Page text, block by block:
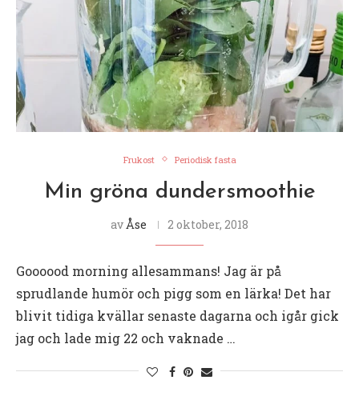
Frukost Periodisk fasta
Min gröna dundersmoothie
av Åse 2 oktober, 2018
Goooood morning allesammans! Jag är på
sprudlande humör och pigg som en lärka! Det har
blivit tidiga kvällar senaste dagarna och igår gick
jag och lade mig 22 och vaknade …